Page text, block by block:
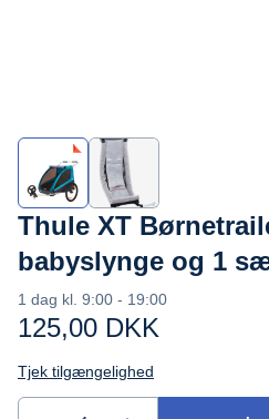
Thule XT
babyslynge og 1